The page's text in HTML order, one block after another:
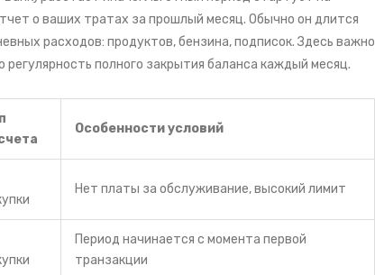
о ваших тратах за прошлый месяц. Обычно он длится
расходов: продуктов, бензина, подписок. Здесь важно
полного закрытия баланса каждый месяц.
Особенности условий
Нет платы за обслуживание, высокий лимит
Период начинается с момента первой
транзакции